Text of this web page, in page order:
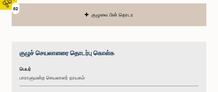
02
குழுவை பின் தொடர
குழுச் செயலாளரை தொடர்பு கொள்க
பெயர்
பாராளுமன்ற செயலாளர் நாயகம்